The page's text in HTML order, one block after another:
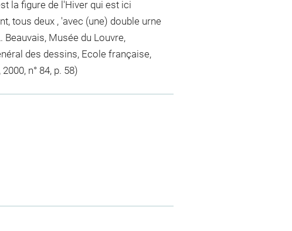
la figure de l'Hiver qui est ici
tous deux , 'avec (une) double urne
Beauvais, Musée du Louvre,
des dessins, Ecole française,
n° 84, p. 58)